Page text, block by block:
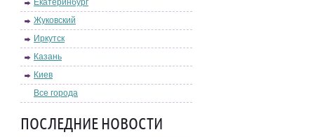
Екатеринбург
Жуковский
Иркутск
Казань
Киев
Все города
ПОСЛЕДНИЕ НОВОСТИ